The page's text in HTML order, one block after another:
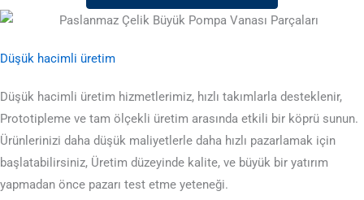
Düşük hacimli üretim
Düşük hacimli üretim hizmetlerimiz, hızlı takımlarla desteklenir,
Prototipleme ve tam ölçekli üretim arasında etkili bir köprü sunun.
Ürünlerinizi daha düşük maliyetlerle daha hızlı pazarlamak için
başlatabilirsiniz, Üretim düzeyinde kalite, ve büyük bir yatırım
yapmadan önce pazarı test etme yeteneği.